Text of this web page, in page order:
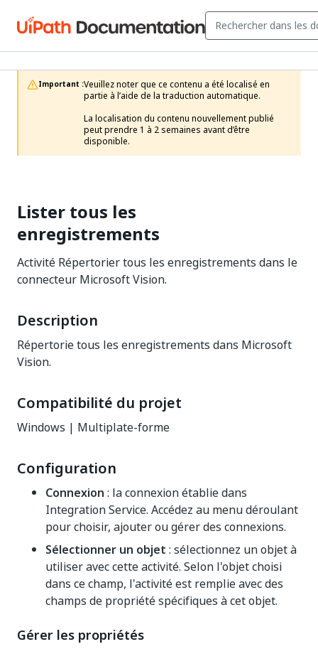
Important :Veuillez noter que ce contenu a été localisé en
partie à l’aide de la traduction automatique.
La localisation du contenu nouvellement publié
peut prendre 1 à 2 semaines avant d’être
disponible.
Lister tous les
enregistrements
Activité Répertorier tous les enregistrements dans le
connecteur Microsoft Vision.
Description
Répertorie tous les enregistrements dans Microsoft
Vision.
Compatibilité du projet
Windows | Multiplate-forme
Configuration
Connexion : la connexion établie dans
Integration Service. Accédez au menu déroulant
pour choisir, ajouter ou gérer des connexions.
Sélectionner un objet : sélectionnez un objet à
utiliser avec cette activité. Selon l'objet choisi
dans ce champ, l'activité est remplie avec des
champs de propriété spécifiques à cet objet.
Gérer les propriétés